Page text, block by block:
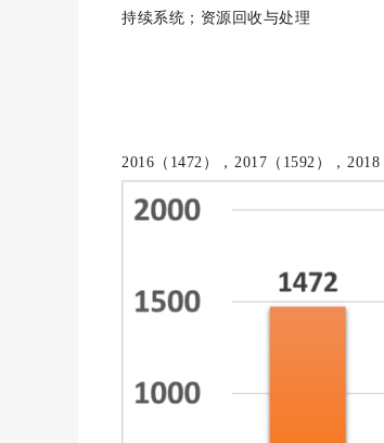
持续系统；资源回收与处理
2016（1472），2017（1592），